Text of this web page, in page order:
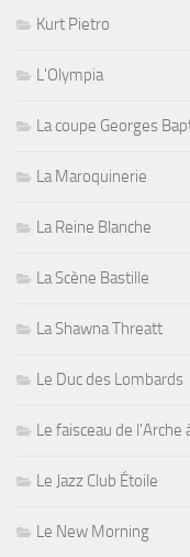
Kurt Pietro
L'Olympia
La coupe Georges
La Maroquinerie
La Reine Blanche
La Scène Bastille
La Shawna Threatt
Le Duc des Lombards
Le faisceau de l'Arche
Le Jazz Club Étoile
Le New Morning